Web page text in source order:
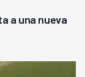
a una nueva